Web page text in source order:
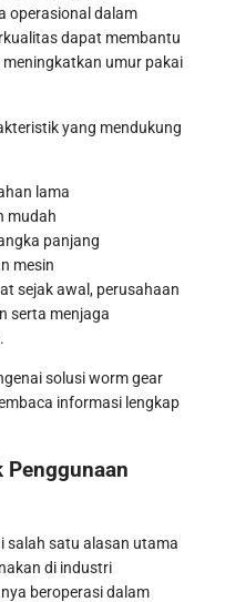
operasional dalam
dapat membantu
umur pakai
yang mendukung
lama
mudah
panjang
mesin
sejak awal, perusahaan
serta menjaga
solusi worm gear
informasi lengkap
Penggunaan
salah satu alasan utama
di industri
beroperasi dalam